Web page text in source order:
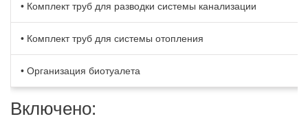
• Комплект труб для разводки системы канализации
• Комплект труб для системы отопления
• Организация биотуалета
Включено: